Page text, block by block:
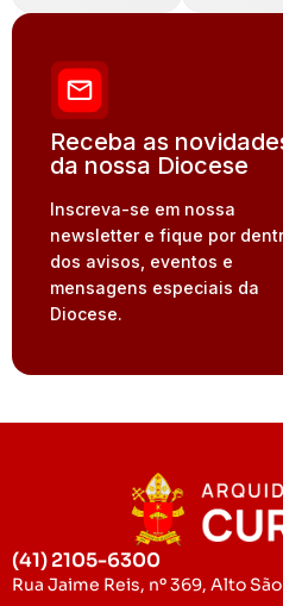
Receba as
da nossa Diocese
Inscreva-se em nossa
newsletter e fique por
dos avisos, eventos e
mensagens especiais da
Diocese.
(41) 2105-6300
Rua Jaime Reis, nº 369, Alto